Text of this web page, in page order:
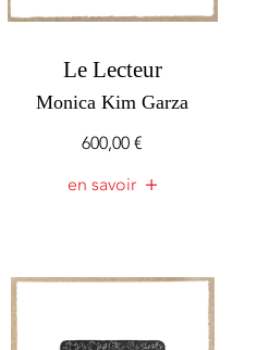
Le Lecteur
Monica Kim Garza
600,00€
en savoir